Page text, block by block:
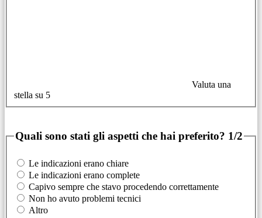
Valuta una
stella su 5
Quali sono stati gli aspetti che hai preferito? 1/2
Le indicazioni erano chiare
Le indicazioni erano complete
Capivo sempre che stavo procedendo correttamente
Non ho avuto problemi tecnici
Altro